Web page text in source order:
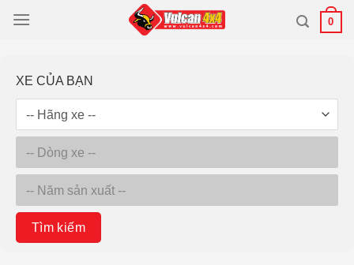
qua
0
XE CỦA BẠN
Tìm kiếm